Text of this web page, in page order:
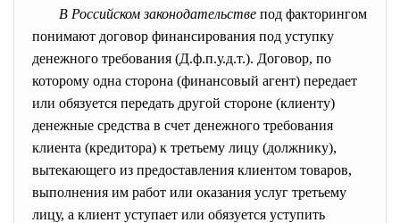
В Российском законодательстве под факторингом
понимают договор финансирования под уступку
денежного требования (Д.ф.п.у.д.т.). Договор, по
которому одна сторона (финансовый агент) передает
или обязуется передать другой стороне (клиенту)
денежные средства в счет денежного требования
клиента (кредитора) к третьему лицу (должнику),
вытекающего из предоставления клиентом товаров,
выполнения им работ или оказания услуг третьему
лицу, а клиент уступает или обязуется уступить